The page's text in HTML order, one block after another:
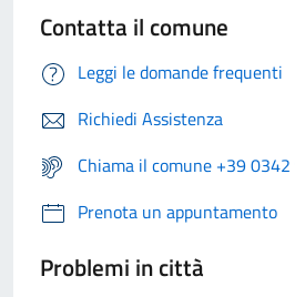
Contatta il comune
Leggi le domande frequenti
Richiedi Assistenza
Chiama il comune +39
Prenota un appuntamento
Problemi in città